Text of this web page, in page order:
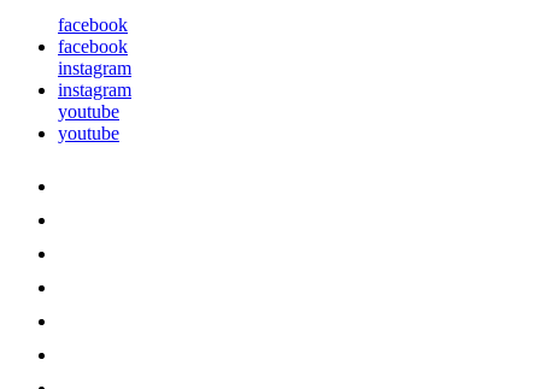
facebook
facebook
instagram
instagram
youtube
youtube